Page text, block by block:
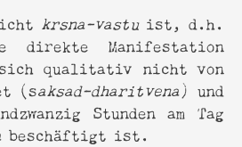
krsna-vastuist, d.h.
direkte Manifestation
qualitativ nicht von
(saksad-dharitvena) und
Stunden am Tag
beschäftigt ist.